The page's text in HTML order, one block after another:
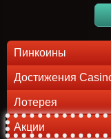
Пинкоины
Достижения
Лотерея
Акции